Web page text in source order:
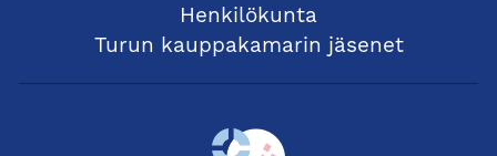
Henkilökunta
Turun kauppakamarin jäsenet